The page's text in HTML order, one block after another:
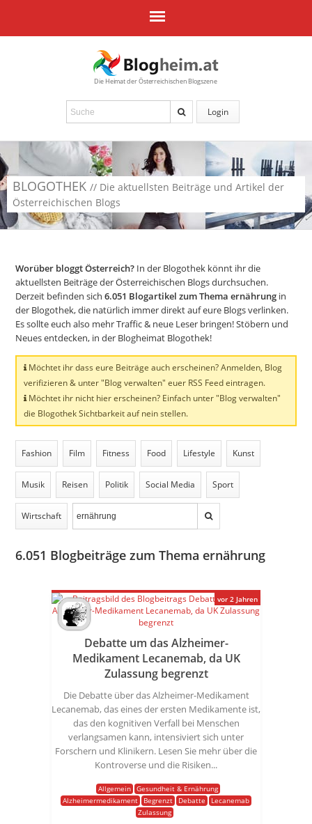
Die Heimat der Österreichischen Blogszene
Login
BLOGOTHEK // Die aktuellsten Beiträge und Artikel der
Österreichischen Blogs
Worüber bloggt Österreich? In der Blogothek könnt ihr die
aktuellsten Beiträge der Österreichischen Blogs durchsuchen.
Derzeit befinden sich6.051 Blogartikel zum Thema ernährung in
der Blogothek, die natürlich immer direkt auf eure Blogs verlinken.
Es sollte euch also mehr Traffic & neue Leser bringen! Stöbern und
Neues entdecken, in der Blogheimat Blogothek!
Möchtet ihr dass eure Beiträge auch erscheinen? Anmelden, Blog
verifizieren & unter "Blog verwalten" euer RSS Feed eintragen.
Möchtet ihr nicht hier erscheinen? Einfach unter "Blog verwalten"
die Blogothek Sichtbarkeit auf nein stellen.
Fashion Film Fitness Food Lifestyle Kunst
Musik Reisen Politik Social Media Sport
Wirtschaft
6.051 Blogbeiträge zum Thema ernährung
Debatte um das Alzheimer-
Medikament Lecanemab, da UK
Zulassung begrenzt
Die Debatte über das Alzheimer-Medikament
Lecanemab, das eines der ersten Medikamente ist,
das den kognitiven Verfall bei Menschen
verlangsamen kann, intensiviert sich unter
Forschern und Klinikern. Lesen Sie mehr über die
Kontroverse und die Risiken...
Allgemein
Gesundheit & Ernährung
Alzheimermedikament
Begrenzt Debatte
Lecanemab
Zulassung
vor 2 Jahren